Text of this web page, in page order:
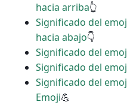
hacia arriba👆
Significado del
hacia abajo👇
Significado del
Significado del
Significado del
Emoji💪